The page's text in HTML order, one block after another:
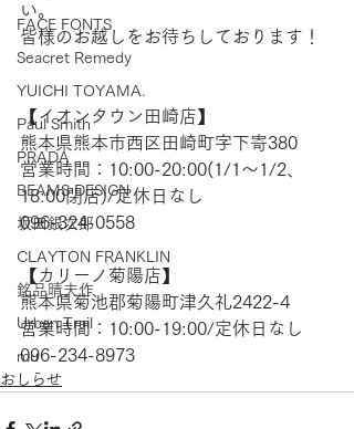
FACE FONTS
Seacret Remedy
YUICHI TOYAMA.
Paul Smith
PRADA
BEAMS DESIGN
坂田銀次郎
CLAYTON FRANKLIN
銘品晴夫作
Urban Trail
mu
い。
皆様のお越しをお待ちしております！
【​イオンタウン田崎店】
熊本県熊本市西区田崎町字下寄380
営業時間：10:00-20:00(1/1～1/2、
18:00閉店)/定休日なし
096-324-0558
【​カリーノ菊陽店】
熊本県菊池郡菊陽町津久礼2422-4
営業時間：10:00-19:00/定休日なし
096-234-8973
おしらせ